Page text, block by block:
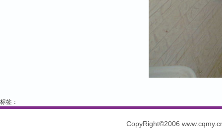
标签：
CopyRight©2006